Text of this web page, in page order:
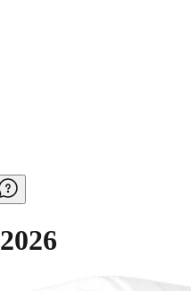
2026